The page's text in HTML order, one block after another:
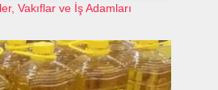
Vakıflar ve İş Adamları